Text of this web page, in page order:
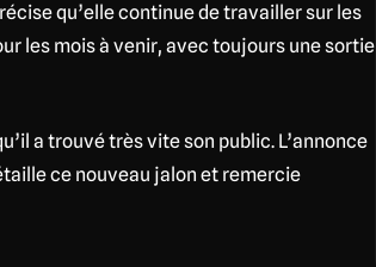
qu’elle continue de travailler sur les
les mois à venir, avec toujours une sortie
a trouvé très vite son public. L’annonce
ce nouveau jalon et remercie